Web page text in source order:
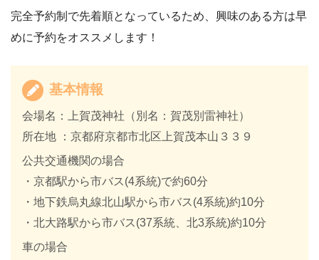
完全予約制で先着順となっているため、興味のある方は早
めに予約をオススメします！
基本情報
会場名：上賀茂神社（別名：賀茂別雷神社）
所在地 ：京都府京都市北区上賀茂本山３３９
公共交通機関の場合
・京都駅から市バス(4系統)で約60分
・地下鉄烏丸線北山駅から市バス(4系統)約10分
・北大路駅から市バス(37系統、北3系統)約10分
車の場合